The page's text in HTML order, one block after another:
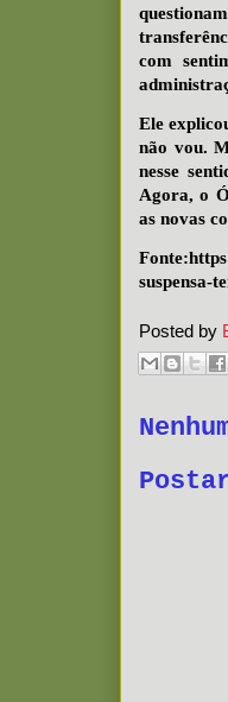
com
Ele
não vou.
nesse
Agora, o
as novas
suspensa-
Posted by